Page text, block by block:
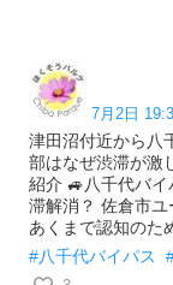
7月2日
津田沼付近から八
部はなぜ渋滞が激
紹介 🚙八千代バ
滞解消？ 佐倉市
あくまで認知のた
#八千代バイパス